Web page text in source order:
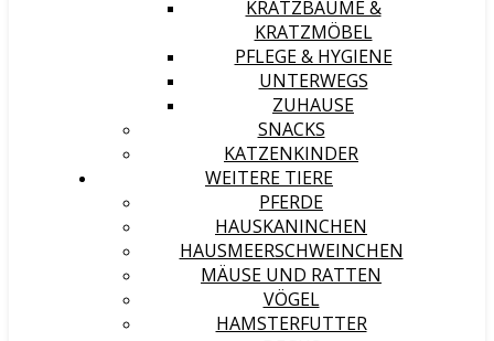
KRATZBÄUME &
KRATZMÖBEL
PFLEGE & HYGIENE
UNTERWEGS
ZUHAUSE
SNACKS
KATZENKINDER
WEITERE TIERE
PFERDE
HAUSKANINCHEN
HAUSMEERSCHWEINCHEN
MÄUSE UND RATTEN
VÖGEL
HAMSTERFUTTER